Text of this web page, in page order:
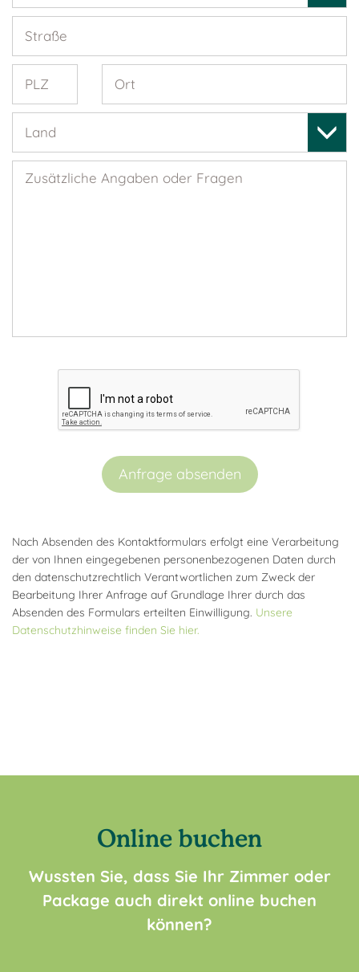
Straße
PLZ Ort
Land
Zusätzliche Angaben oder Fragen
Anfrage absenden
Nach Absenden des Kontaktformulars erfolgt eine Verarbeitung
der von Ihnen eingegebenen personenbezogenen Daten durch
den datenschutzrechtlich Verantwortlichen zum Zweck der
Bearbeitung Ihrer Anfrage auf Grundlage Ihrer durch das
Absenden des Formulars erteilten Einwilligung. Unsere
Datenschutzhinweise finden Sie hier.
Online buchen
Wussten Sie, dass Sie Ihr Zimmer oder
Package auch direkt online buchen
können?